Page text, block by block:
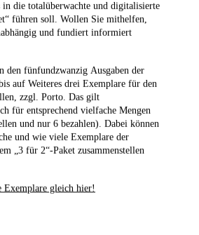
längeren Zeitraum einnehmen
aucheinenMengenrabattpro Bestellung an:
Dosen!
in die totalüberwachte und digitalisierte
führen soll. Wollen Sie mithelfen,
und fundiert informiert
den fünfundzwanzig Ausgaben der
auf Weiteres drei Exemplare für den
zzgl. Porto. Das gilt
für entsprechend vielfache Mengen
und nur 6 bezahlen). Dabei können
und wie viele Exemplare der
„3 für 2“-Paket zusammenstellen
Exemplare gleich hier!